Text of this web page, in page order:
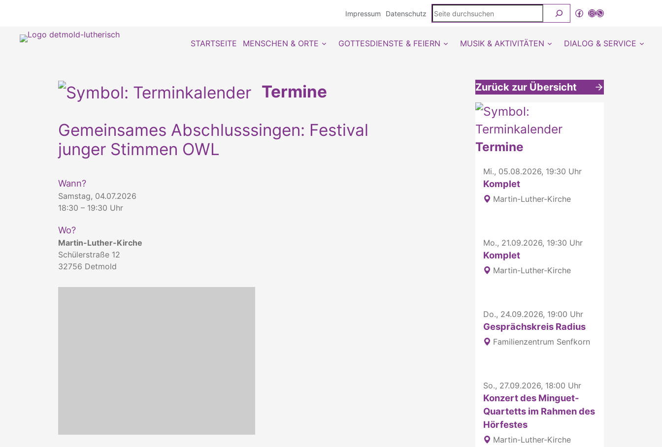
Impressum Datenschutz
Seite
durchsuchen
Facebook
Instagram
WhatsApp Kanal von detmold-lutherisch
STARTSEITE MENSCHEN & ORTE GOTTESDIENSTE & FEIERN MUSIK & AKTIVITÄTEN DIALOG & SERVICE
Termine
Gemeinsames Abschlusssingen: Festival
junger Stimmen OWL
Wann?
Samstag, 04.07.2026
18:30 – 19:30 Uhr
Wo?
Martin-Luther-Kirche
Schülerstraße 12
32756 Detmold
Zurück zur Übersicht
Weitere interessante Inhalte
Termine
Mi., 05.08.2026, 19:30 Uhr
Komplet
Martin-Luther-Kirche
Mo., 21.09.2026, 19:30 Uhr
Komplet
Martin-Luther-Kirche
Do., 24.09.2026, 19:00 Uhr
Gesprächskreis Radius
Familienzentrum Senfkorn
So., 27.09.2026, 18:00 Uhr
Konzert des Minguet-
Quartetts im Rahmen des
Hörfestes
Martin-Luther-Kirche